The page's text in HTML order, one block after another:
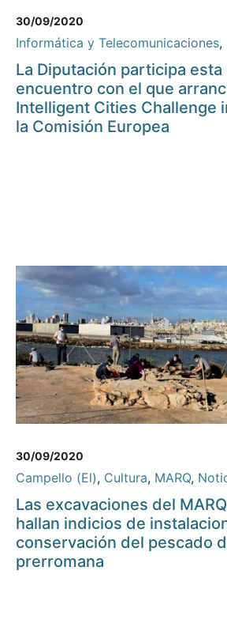
30/09/2020
Informática y Telecomunicaciones,
La Diputación participa esta
encuentro con el que
Intelligent Cities Challenge
la Comisión Europea
30/09/2020
Campello (El), Cultura, MARQ,
Las excavaciones del
hallan indicios de
conservación del pescado
prerromana